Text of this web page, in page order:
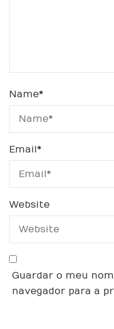
Name*
Email*
Website
Guardar o meu
navegador para a